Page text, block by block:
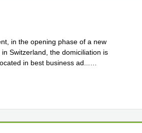
in the opening phase of a new
Switzerland, the domiciliation is
in best business ad